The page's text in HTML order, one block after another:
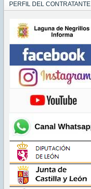
PERFIL DEL CONTRATANTE